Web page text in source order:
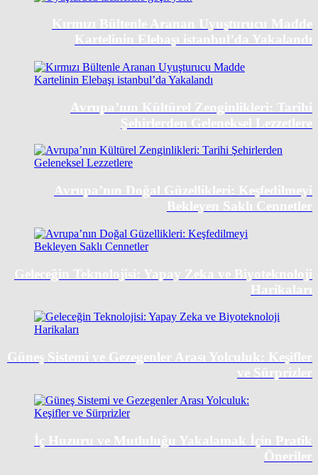
Kırmızı Bültenle Aranan Uyuşturucu Madde
Kartelinin Elebaşı istanbul’da Yakalandı
Avrupa’nın Kültürel Zenginlikleri: Tarihi
Şehirlerden Geleneksel Lezzetlere
Avrupa’nın Doğal Güzellikleri: Keşfedilmeyi
Bekleyen Saklı Cennetler
Geleceğin Teknolojisi: Yapay Zeka ve Biyoteknoloji
Harikaları
Güneş Sistemi ve Gezegenler Arası Yolculuk: Keşifler
ve Sürprizler
İç Huzuru ve Mutluluğu Yakalamak İçin Pratik
Öneriler